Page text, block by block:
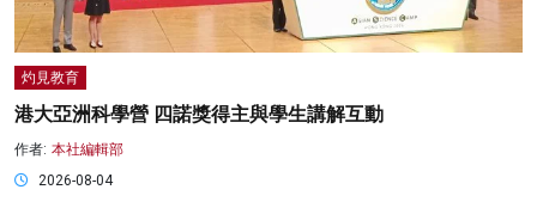
灼見教育
港大亞洲科學營 四諾獎得主與學生講解互動
作者: 本社編輯部
2026-08-04